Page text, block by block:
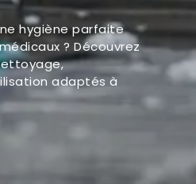
hygiène parfaite
? Découvrez
adaptés à